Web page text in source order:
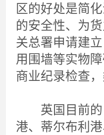
区的好处是简
的安全性、为
关总署申请建
用围墙等实物
商业纪录检查
英国目前的
港、蒂尔布利